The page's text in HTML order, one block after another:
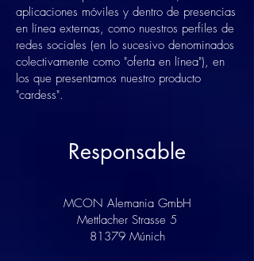
aplicaciones móviles y dentro de presencias
en línea externas, como nuestros perfiles de
redes sociales (en lo sucesivo denominados
colectivamente como "oferta en línea"), en
los que presentamos nuestro producto
"cardess".
Responsable
MCON Alemania GmbH
Mettlacher Strasse 5
81379 Múnich